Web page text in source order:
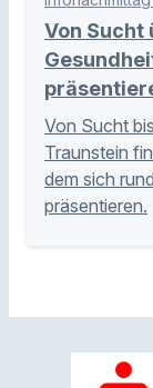
Von Sucht
Von Sucht
Traunstein
dem sich
präsentieren.